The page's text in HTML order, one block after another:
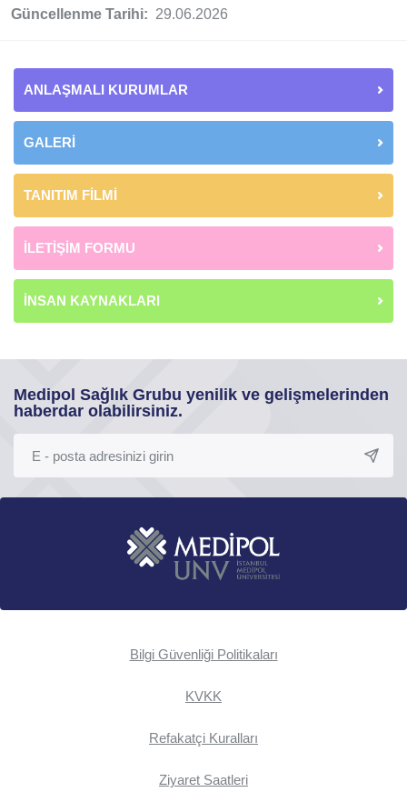
Güncellenme Tarihi: 29.06.2026
ANLAŞMALI KURUMLAR
GALERİ
TANITIM FİLMİ
İLETİŞİM FORMU
İNSAN KAYNAKLARI
Medipol Sağlık Grubu yenilik ve gelişmelerinden
haberdar olabilirsiniz.
Bilgi Güvenliği Politikaları
KVKK
Refakatçi Kuralları
Ziyaret Saatleri